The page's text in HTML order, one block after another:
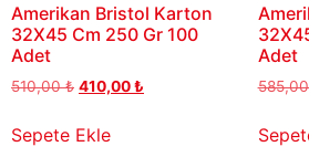
Amerikan Bristol Karton
32X45 Cm 250 Gr 100
Adet
510,00₺ 410,00₺
Sepete Ekle
Adet